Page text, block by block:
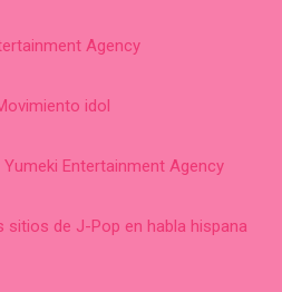
Agency
idol
Entertainment Agency
de J-Pop en habla hispana